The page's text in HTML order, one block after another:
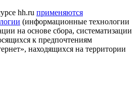
hh.ru применяются
(информационные технологии
на основе сбора, систематизации
к предпочтениям
находящихся на территории